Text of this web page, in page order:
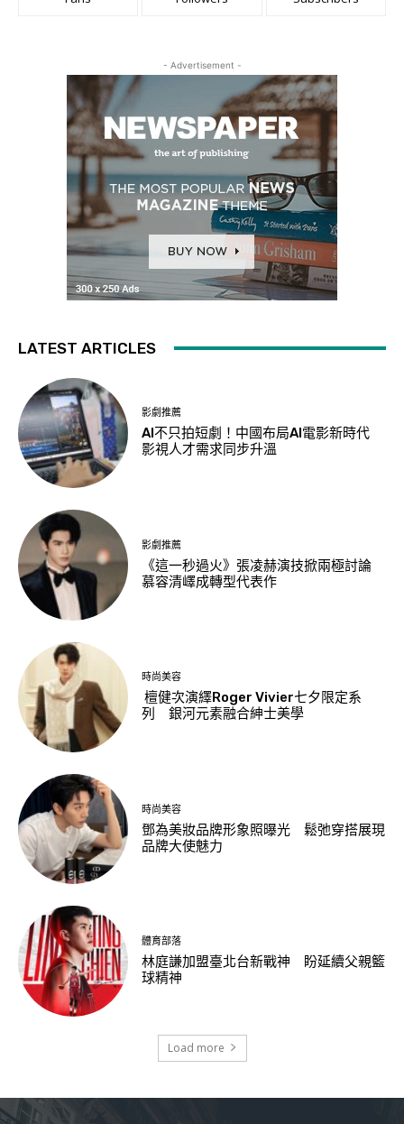
- Advertisement -
LATEST ARTICLES
影劇推薦
AI不只拍短劇！中國布局AI電影新時代
影視人才需求同步升溫
影劇推薦
《這一秒過火》張凌赫演技掀兩極討論
慕容清嶧成轉型代表作
時尚美容
檀健次演繹Roger Vivier七夕限定系
列 銀河元素融合紳士美學
時尚美容
鄧為美妝品牌形象照曝光 鬆弛穿搭展現
品牌大使魅力
體育部落
林庭謙加盟臺北台新戰神 盼延續父親籃
球精神
Load more